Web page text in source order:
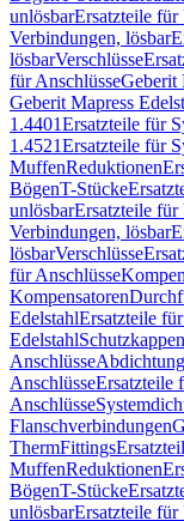
unlösbarErsatzteile für
Verbindungen, lösbar
lösbarVerschlüsse
für AnschlüsseGeberit
Geberit Mapress
1.4401Ersatzteile für
1.4521Ersatzteile für
MuffenReduktionen
BögenT-Stücke
unlösbarErsatzteile für
Verbindungen, lösbar
lösbarVerschlüsse
für Anschlüsse
Kompensatoren
EdelstahlErsatzteile
Edelstahl
Anschlüsse
AnschlüsseErsatzteile
Anschlüsse
Flanschverbindungen
ThermFittings
MuffenReduktionen
BögenT-Stücke
unlösbarErsatzteile für